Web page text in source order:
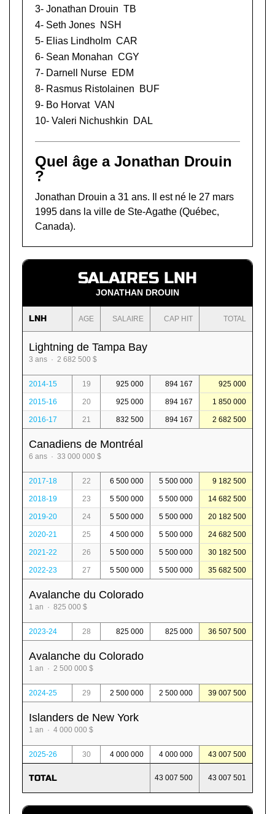
3- Jonathan Drouin TB
4- Seth Jones NSH
5- Elias Lindholm CAR
6- Sean Monahan CGY
7- Darnell Nurse EDM
8- Rasmus Ristolainen
BUF
9- Bo Horvat VAN
10- Valeri Nichushkin DAL
Quel âge a Jonathan Drouin
?
Jonathan Drouin a 31 ans. Il est né le 27 mars
1995 dans la ville de Ste-Agathe (Québec,
Canada).
SALAIRES LNH
JONATHAN DROUIN
LNH AGE SALAIRE CAP HIT TOTAL
Lightning de Tampa Bay
3 ans · 2 682 500 $
2014-15 19 925 000 894 167 925 000
2015-16 20 925 000 894 167 1 850 000
2016-17 21 832 500 894 167 2 682 500
Canadiens de Montréal
6 ans · 33 000 000 $
2017-18 22 6 500 000 5 500 000 9 182 500
2018-19 23 5 500 000 5 500 000 14 682 500
2019-20 24 5 500 000 5 500 000 20 182 500
2020-21 25 4 500 000 5 500 000 24 682 500
2021-22 26 5 500 000 5 500 000 30 182 500
2022-23 27 5 500 000 5 500 000 35 682 500
Avalanche du Colorado
1 an · 825 000 $
2023-24 28 825 000 825 000 36 507 500
Avalanche du Colorado
1 an · 2 500 000 $
2024-25 29 2 500 000 2 500 000 39 007 500
Islanders de New York
1 an · 4 000 000 $
2025-26 30 4 000 000 4 000 000 43 007 500
TOTAL 43 007 500 43 007 501